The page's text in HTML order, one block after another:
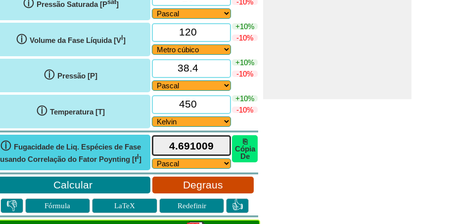
ⓘ Pressão Saturada [Psat]
-10%
ⓘ Volume da Fase Líquida [Vl ]
+10%
-10%
ⓘ Pressão [P]
+10%
-10%
ⓘ Temperatura [T]
+10%
-10%
ⓘ Fugacidade de Liq. Espécies de Fase
usando Correlação do Fator Poynting [f ]
⎘
Cópia
De
Degraus
👎 Fórmula LaTeX Redefinir 👍